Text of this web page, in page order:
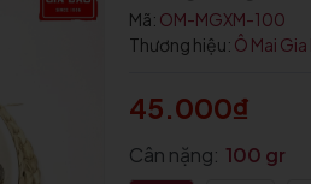
Mã: OM-MGXM-100
Thương hiệu: Ô Mai
45.000₫
Cân nặng: 100 gr